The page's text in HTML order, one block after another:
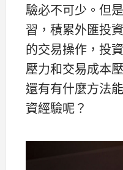
驗必不可少。但
習，積累外匯投
的交易操作，投
壓力和交易成本
還有有什麼方法
資經驗呢？